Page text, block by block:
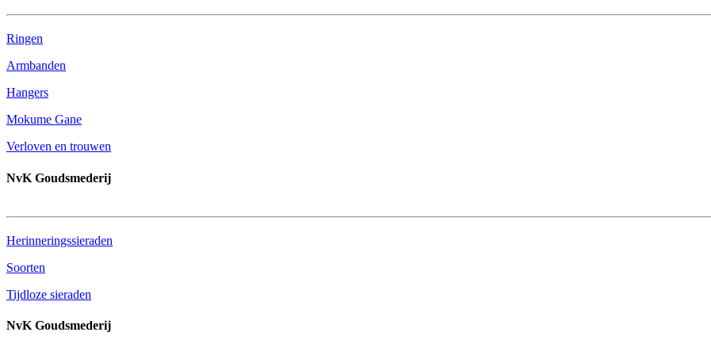
Ringen
Armbanden
Hangers
Mokume Gane
Verloven en trouwen
NvK Goudsmederij
Herinneringssieraden
Soorten
Tijdloze sieraden
NvK Goudsmederij